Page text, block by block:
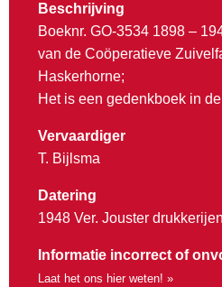
Beschrijving
Boeknr. GO-3534 1898 –
van de Coöperatieve
Haskerhorne;
Het is een gedenkboek in
Vervaardiger
T. Bijlsma
Datering
1948 Ver. Jouster
Informatie incorrect of
Laat het ons hier weten! »